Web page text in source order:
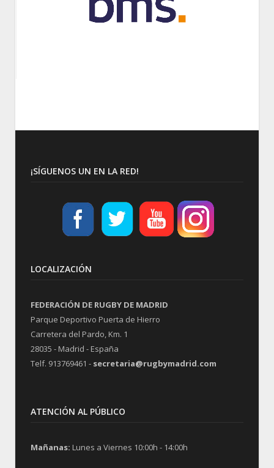
¡SÍGUENOS UN EN LA RED!
LOCALIZACIÓN
FEDERACIÓN DE RUGBY DE MADRID
Parque Deportivo Puerta de Hierro
Carretera del Pardo, Km. 1
28035 - Madrid - España
Telf. 913769461 - secretaria@rugbymadrid.com
ATENCIÓN AL PÚBLICO
Mañanas: Lunes a Viernes 10:00h - 14:00h